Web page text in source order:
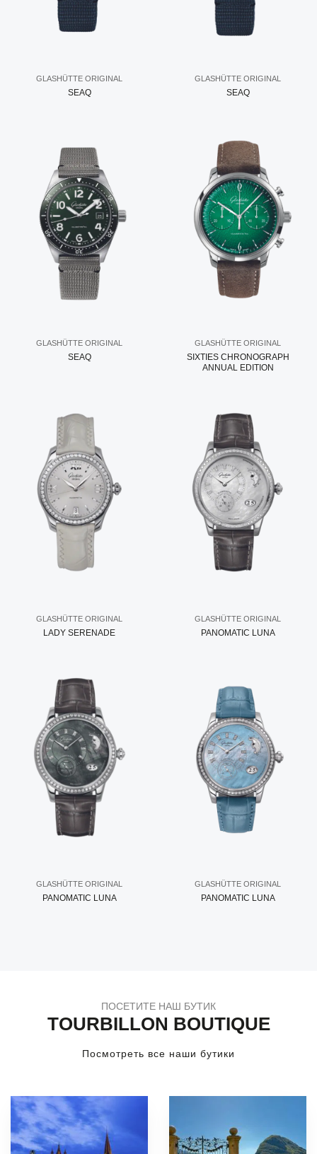
GLASHÜTTE ORIGINAL
SEAQ
GLASHÜTTE ORIGINAL
SEAQ
GLASHÜTTE ORIGINAL
SEAQ
GLASHÜTTE ORIGINAL
SIXTIES CHRONOGRAPH
ANNUAL EDITION
GLASHÜTTE ORIGINAL
LADY SERENADE
GLASHÜTTE ORIGINAL
PANOMATIC LUNA
GLASHÜTTE ORIGINAL
PANOMATIC LUNA
GLASHÜTTE ORIGINAL
PANOMATIC LUNA
ПОСЕТИТЕ НАШ БУТИК
TOURBILLON BOUTIQUE
Посмотреть все наши бутики